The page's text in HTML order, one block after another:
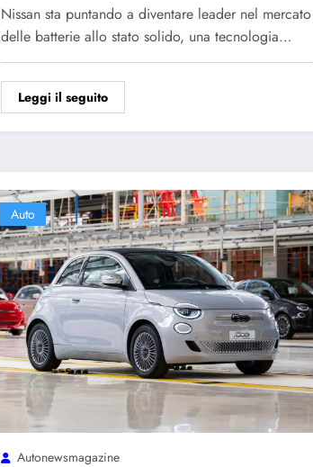
stato solido, in vendita nel 2028
Nissan sta puntando a diventare leader nel mercato
delle batterie allo stato solido, una tecnologia…
Leggi il seguito
Auto
Autonewsmagazine